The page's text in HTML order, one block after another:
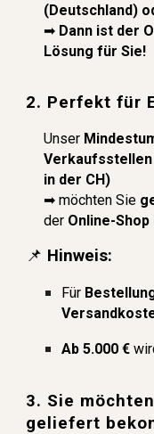
(Deutschland)
➡ Dann ist der
Lösung für Sie!
2. Perfekt für
Unser
Verkaufsstellen
in der CH)
➡ möchten Sie
der Online-
📌 Hinweis:
Für
Ab 5.000 €
3. Sie
geliefert